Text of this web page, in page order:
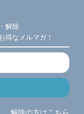
解除
得なメルマガ！